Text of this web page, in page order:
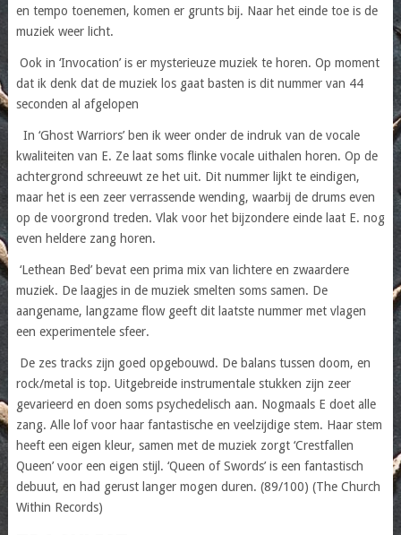
en tempo toenemen, komen er grunts bij. Naar het einde toe is de
muziek weer licht.
Ook in ‘Invocation’ is er mysterieuze muziek te horen. Op moment
dat ik denk dat de muziek los gaat basten is dit nummer van 44
seconden al afgelopen
In ‘Ghost Warriors’ ben ik weer onder de indruk van de vocale
kwaliteiten van E. Ze laat soms flinke vocale uithalen horen. Op de
achtergrond schreeuwt ze het uit. Dit nummer lijkt te eindigen,
maar het is een zeer verrassende wending, waarbij de drums even
op de voorgrond treden. Vlak voor het bijzondere einde laat E. nog
even heldere zang horen.
‘Lethean Bed’ bevat een prima mix van lichtere en zwaardere
muziek. De laagjes in de muziek smelten soms samen. De
aangename, langzame flow geeft dit laatste nummer met vlagen
een experimentele sfeer.
De zes tracks zijn goed opgebouwd. De balans tussen doom, en
rock/metal is top. Uitgebreide instrumentale stukken zijn zeer
gevarieerd en doen soms psychedelisch aan. Nogmaals E doet alle
zang. Alle lof voor haar fantastische en veelzijdige stem. Haar stem
heeft een eigen kleur, samen met de muziek zorgt ‘Crestfallen
Queen’ voor een eigen stijl. ‘Queen of Swords’ is een fantastisch
debuut, en had gerust langer mogen duren. (89/100) (The Church
Within Records)